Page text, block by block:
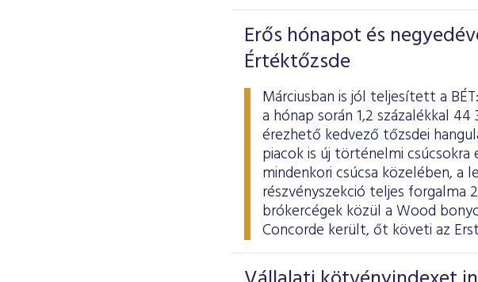
Erős hónapot és
Értéktőzsde
Márciusban is jól teljesített a
a hónap során 1,2 százalékkal
érezhető kedvező tőzsdei
piacok is új történelmi
mindenkori csúcsa közelében, a
részvényszekció teljes forgalma
brókercégek közül a Wood
Concorde került, őt követi az